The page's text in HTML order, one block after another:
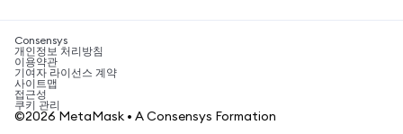
SHIB 매수
BNB 매수
암호화폐 세금 뉴스
암호화폐 매수 방법
비트코인 매도 방법
Consensys
개인정보 처리방침
이용약관
기여자 라이선스 계약
사이트맵
접근성
쿠키 관리
©2026 MetaMask • A Consensys Formation